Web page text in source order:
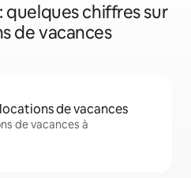
quelques chiffres sur
de vacances
de vacances
de vacances à